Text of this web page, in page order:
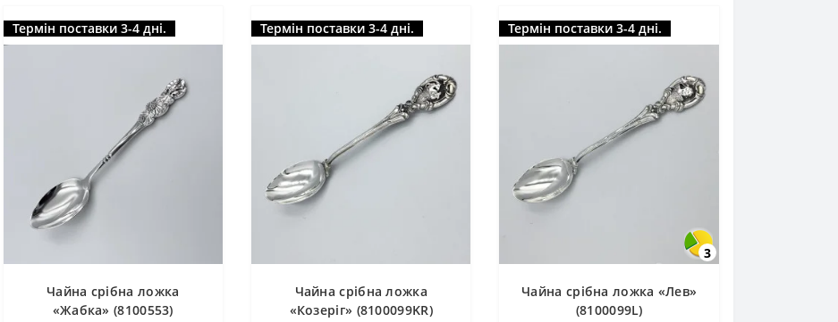
Термін поставки 3-4 дні.
Чайна срібна ложка
«Жабка» (8100553)
Термін поставки 3-4 дні.
Чайна срібна ложка
«Козеріг» (8100099KR)
Термін поставки 3-4 дні.
3
Чайна срібна ложка «Лев»
(8100099L)